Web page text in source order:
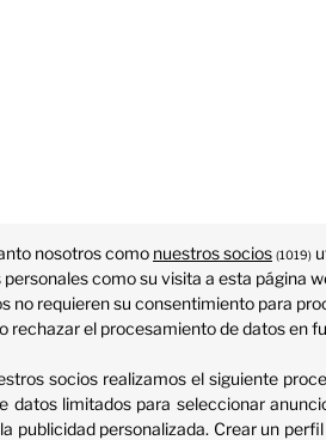
nosotros como nuestros socios (1019)
como su visita a esta página
no requieren su consentimiento para
rechazar el procesamiento de datos en
socios realizamos el siguiente
datos limitados para seleccionar
publicidad personalizada. Crear un